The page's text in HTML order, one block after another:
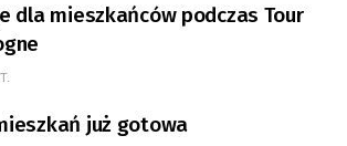
dla mieszkańców podczas Tour
już gotowa